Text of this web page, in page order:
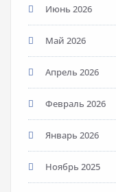
Июнь 2026
Май 2026
Апрель 2026
Февраль 2026
Январь 2026
Ноябрь 2025